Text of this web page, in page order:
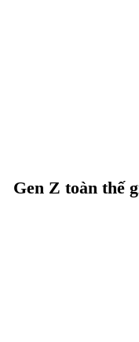
Gen Z toàn thế